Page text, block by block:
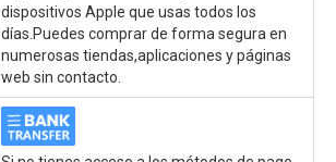
dispositivos Apple que usas todos los
días.Puedes comprar de forma segura en
numerosas tiendas,aplicaciones y páginas
web sin contacto.